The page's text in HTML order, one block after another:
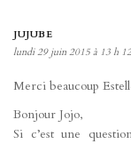
JUJUBE
lundi 29 juin 2015 à 13 h
Merci beaucoup
Bonjour Jojo,
Si c’est une